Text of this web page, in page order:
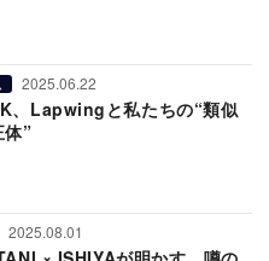
2025.06.22
、Lapwingと私たちの“類似
体”
2025.08.01